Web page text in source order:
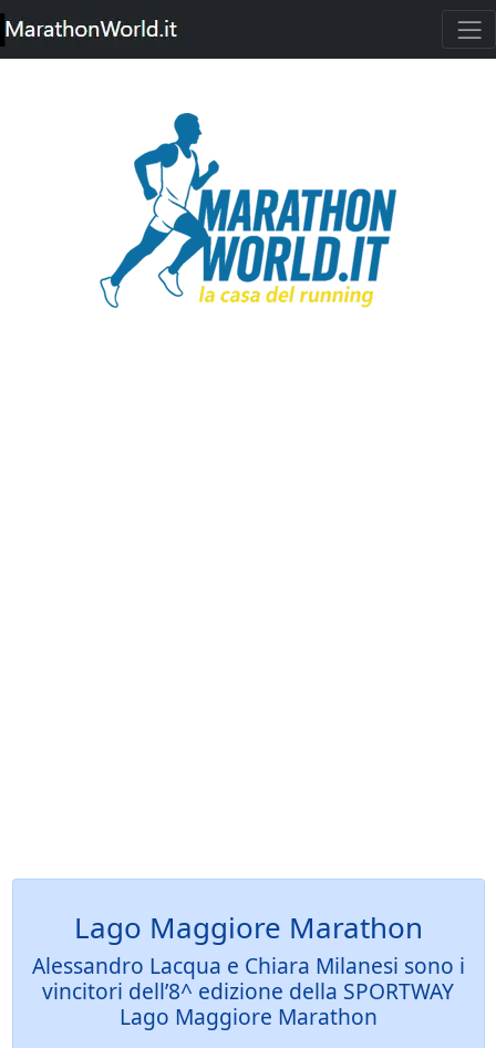
Lago Maggiore Marathon
Alessandro Lacqua e Chiara Milanesi sono i
vincitori dell’8^ edizione della SPORTWAY
Lago Maggiore Marathon